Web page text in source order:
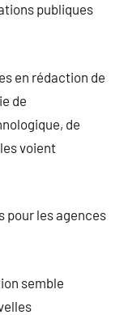
publiques
en rédaction de
de
de
voient
pour les agences
semble